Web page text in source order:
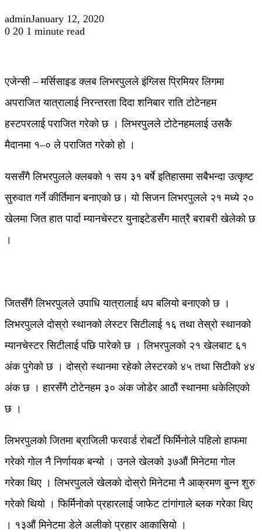
adminJanuary 12, 2020
0 20 1 minute read
एजेन्सी – मर्सिसाइड क्लब लिभरपुलले इंग्लिस प्रिमियर लिगमा
अपराजित यात्रालाई निरन्तरता दिदा शनिबार राति टोटेनहम
हस्टपरलाई पराजित गरेको छ । लिभरपुलले टोटेनहमलाई उसकै
मैदानमा १–० ले पराजित गरेको हो ।
यससँगै लिभरपुलले क्लबको १ सय ३१ बर्षे इतिहासमा सबैभन्दा उत्कृष्ट
सुरुवात गर्ने कीर्तिमान बनाएको छ। यो सिजन लिभरपुलले २१ मध्ये २०
खेलमा जित हात पार्दा म्यानचेस्टर युनाइटेडसँग मात्रै बराबरी खेलेको छ
।
जितसँगै लिभरपुलले उपाधि यात्रालाई थप बलियो बनाएको छ ।
लिभरपुलले दोस्रो स्थानको लेस्टर सिटीलाई १६ तथा तेस्रो स्थानको
म्यानचेस्टर सिटीलाई पछि पारेको छ । लिभरपुलको २१ खेलबाट ६१
अंक पुगेको छ । दोस्रो स्थानमा रहेको लेस्टरको ४५ तथा सिटीको ४४
अंक छ । हारसँगै टोटेनहम ३० अंक जोडेर आठौं स्थानमा धकेलिएको
छ ।
लिभरपुलको जितमा ब्राजिली फरवार्ड रोबर्टाे फिर्मिनोले पहिलो हाफमा
गरेको गोल नै निर्णायक बन्यो । उनले खेलको ३७औं मिनेटमा गोल
गरेका थिए । लिभरपुलले खेलको दोस्रो मिनेटमा नै आक्रमण बुन्न शुरु
गरेको थियो । फिर्मिनोको प्रहारलाई जाफेट टांगांगाले ब्लक गरेका थिए
। १३औं मिनेटमा डेले अलीको प्रहार आकासियो ।